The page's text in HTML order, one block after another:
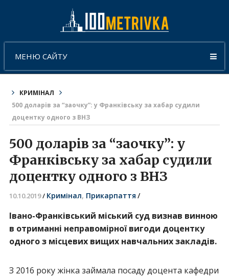
МЕНЮ САЙТУ
КРИМІНАЛ
500 доларів за “заочку”: у Франківську за хабар судили
доцентку одного з ВНЗ
500 доларів за “заочку”: у
Франківську за хабар судили
доцентку одного з ВНЗ
10.10.2019/ Кримінал, Прикарпаття /
Івано-Франківський міський суд визнав винною
в отриманні неправомірної вигоди доцентку
одного з місцевих вищих навчальних закладів.
З 2016 року жінка займала посаду доцента кафедри